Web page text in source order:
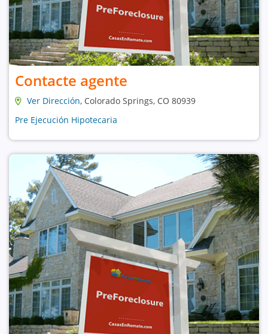
Contacte agente
Ver Dirección, Colorado Springs, CO 80939
Pre Ejecución Hipotecaria